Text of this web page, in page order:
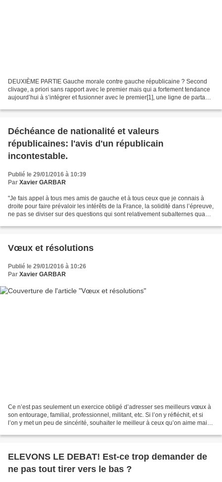
DEUXIÈME PARTIE Gauche morale contre gauche républicaine ? Second
clivage, a priori sans rapport avec le premier mais qui a fortement tendance
aujourd’hui à s’intégrer et fusionner avec le premier[1], une ligne de partage,
Déchéance de nationalité et valeurs
républicaines: l'avis d'un républicain
incontestable.
Publié le 29/01/2016 à 10:39
Par Xavier GARBAR
"Je fais appel à tous mes amis de gauche et à tous ceux que je connais à
droite pour faire prévaloir les intérêts de la France, la solidité dans l’épreuve,
ne pas se diviser sur des questions qui sont relativement subalternes quand
Vœux et résolutions
Publié le 29/01/2016 à 10:26
Par Xavier GARBAR
Ce n’est pas seulement un exercice obligé d’adresser ses meilleurs vœux à
son entourage, familial, professionnel, militant, etc. Si l’on y réfléchit, et si
l’on y met un peu de sincérité, souhaiter le meilleur à ceux qu’on aime mais
ELEVONS LE DEBAT! Est-ce trop demander de
ne pas tout tirer vers le bas ?